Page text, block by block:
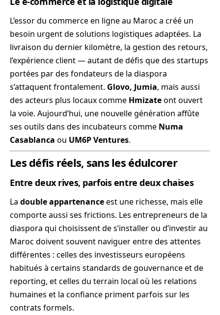
L’essor du commerce en ligne au Maroc a créé un
besoin urgent de solutions logistiques adaptées. La
livraison du dernier kilomètre, la gestion des retours,
l’expérience client — autant de défis que des startups
portées par des fondateurs de la diaspora
s’attaquent frontalement. Glovo, Jumia, mais aussi
des acteurs plus locaux comme Hmizateont ouvert
la voie. Aujourd’hui, une nouvelle génération affûte
ses outils dans des incubateurs comme Numa
Casablanca ou UM6P Ventures.
Les défis réels, sans les édulcorer
Entre deux rives, parfois entre deux chaises
La double appartenanceest une richesse, mais elle
comporte aussi ses frictions. Les entrepreneurs de la
diaspora qui choisissent de s’installer ou d’investir au
Maroc doivent souvent naviguer entre des attentes
différentes : celles des investisseurs européens
habitués à certains standards de gouvernance et de
reporting, et celles du terrain local où les relations
humaines et la confiance priment parfois sur les
contrats formels.